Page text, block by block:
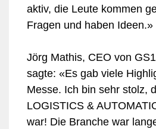
aktiv, die Leute kommen
Fragen und haben Ideen.»
Jörg Mathis, CEO von
sagte: «Es gab viele
Messe. Ich bin sehr stolz,
LOGISTICS &
war! Die Branche war